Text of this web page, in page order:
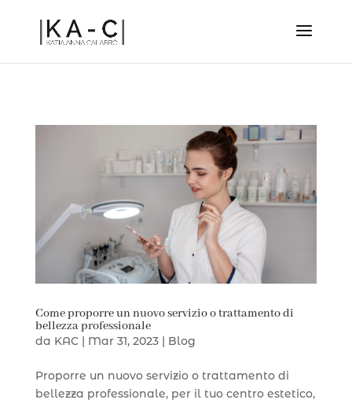
Come proporre un nuovo servizio o trattamento di
bellezza professionale
da KAC| Mar 31, 2023| Blog
Proporre un nuovo servizio o trattamento di
bellezza professionale, per il tuo centro estetico,